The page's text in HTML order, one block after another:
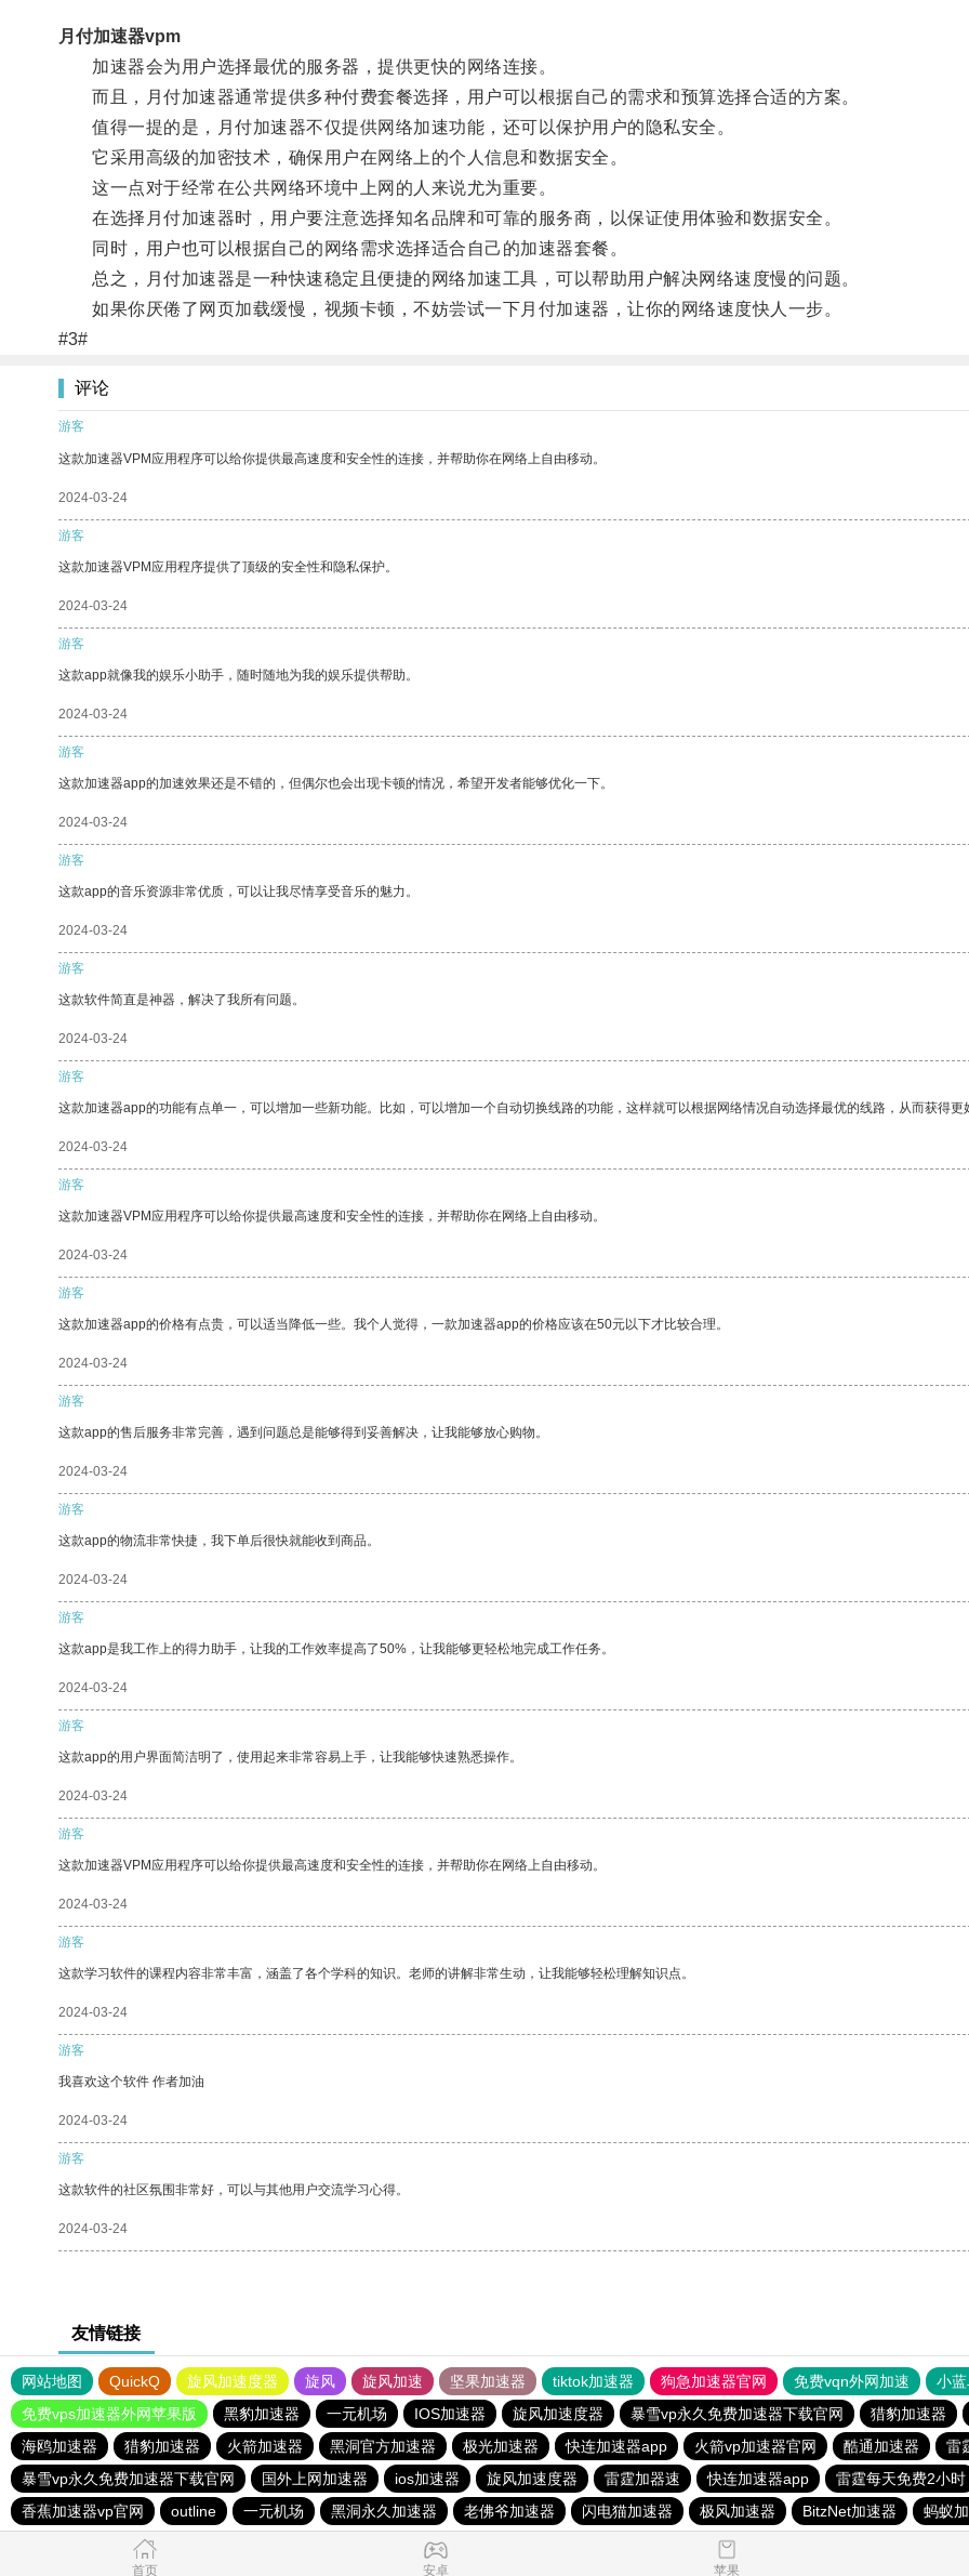
月付加速器vpm
加速器会为用户选择最优的服务器，提供更快的网络连接。
而且，月付加速器通常提供多种付费套餐选择，用户可以根据自己的需求和预算选择合适的方案。
值得一提的是，月付加速器不仅提供网络加速功能，还可以保护用户的隐私安全。
它采用高级的加密技术，确保用户在网络上的个人信息和数据安全。
这一点对于经常在公共网络环境中上网的人来说尤为重要。
在选择月付加速器时，用户要注意选择知名品牌和可靠的服务商，以保证使用体验和数据安全。
同时，用户也可以根据自己的网络需求选择适合自己的加速器套餐。
总之，月付加速器是一种快速稳定且便捷的网络加速工具，可以帮助用户解决网络速度慢的问题。
如果你厌倦了网页加载缓慢，视频卡顿，不妨尝试一下月付加速器，让你的网络速度快人一步。
#3#
评论
游客
这款加速器VPM应用程序可以给你提供最高速度和安全性的连接，并帮助你在网络上自由移动。
2024-03-24
游客
这款加速器VPM应用程序提供了顶级的安全性和隐私保护。
2024-03-24
游客
这款app就像我的娱乐小助手，随时随地为我的娱乐提供帮助。
2024-03-24
游客
这款加速器app的加速效果还是不错的，但偶尔也会出现卡顿的情况，希望开发者能够优化一下。
2024-03-24
游客
这款app的音乐资源非常优质，可以让我尽情享受音乐的魅力。
2024-03-24
游客
这款软件简直是神器，解决了我所有问题。
2024-03-24
游客
这款加速器app的功能有点单一，可以增加一些新功能。比如，可以增加一个自动切换线路的功能，这样就可以根据网络情况自动选择最优的线路，从而获得更
2024-03-24
游客
这款加速器VPM应用程序可以给你提供最高速度和安全性的连接，并帮助你在网络上自由移动。
2024-03-24
游客
这款加速器app的价格有点贵，可以适当降低一些。我个人觉得，一款加速器app的价格应该在50元以下才比较合理。
2024-03-24
游客
这款app的售后服务非常完善，遇到问题总是能够得到妥善解决，让我能够放心购物。
2024-03-24
游客
这款app的物流非常快捷，我下单后很快就能收到商品。
2024-03-24
游客
这款app是我工作上的得力助手，让我的工作效率提高了50%，让我能够更轻松地完成工作任务。
2024-03-24
游客
这款app的用户界面简洁明了，使用起来非常容易上手，让我能够快速熟悉操作。
2024-03-24
游客
这款加速器VPM应用程序可以给你提供最高速度和安全性的连接，并帮助你在网络上自由移动。
2024-03-24
游客
这款学习软件的课程内容非常丰富，涵盖了各个学科的知识。老师的讲解非常生动，让我能够轻松理解知识点。
2024-03-24
游客
我喜欢这个软件 作者加油
2024-03-24
游客
这款软件的社区氛围非常好，可以与其他用户交流学习心得。
2024-03-24
友情链接
网站地图 QuickQ 旋风加速度器 旋风 旋风加速 坚果加速器 tiktok加速器 狗急加速器官网 免费vqn外网加速 小
免费vps加速器外网苹果版
黑豹加速器 一元机场 IOS加速器 旋风加速度器 暴雪vp永久免费加速器下载官网 猎豹加速器
海鸥加速器
猎豹加速器 火箭加速器 黑洞官方加速器 极光加速器 快连加速器app 火箭vp加速器官网 酷通加速器 雷
暴雪vp永久免费加速器下载官网
国外上网加速器 ios加速器 旋风加速度器 雷霆加器速 快连加速器app 雷霆每天免费2小时
香蕉加速器vp官网
outline 一元机场 黑洞永久加速器 老佛爷加速器 闪电猫加速器 极风加速器 BitzNet加速器 蚂蚁
首页 安卓 苹果